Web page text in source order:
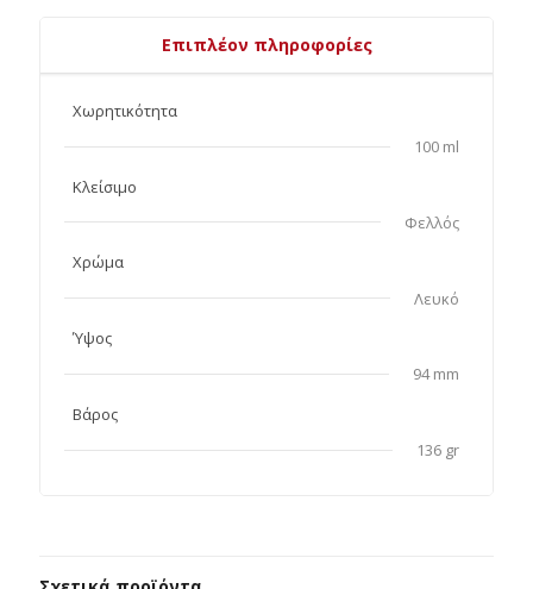
Επιπλέον πληροφορίες
Χωρητικότητα
100 ml
Κλείσιμο
Φελλός
Χρώμα
Λευκό
Ύψος
94 mm
Βάρος
136 gr